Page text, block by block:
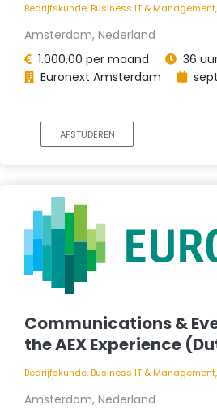
Bedrijfskunde, Business IT &
Amsterdam, Nederland
1.000,00 per maand
36
Euronext Amsterdam
AFSTUDEREN
Communications &
the AEX Experience
Bedrijfskunde, Business IT &
Amsterdam, Nederland